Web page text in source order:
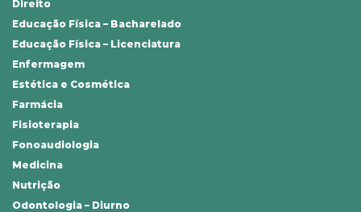
Direito
Educação Física – Bacharelado
Educação Física – Licenciatura
Enfermagem
Estética e Cosmética
Farmácia
Fisioterapia
Fonoaudiologia
Medicina
Nutrição
Odontologia – Diurno